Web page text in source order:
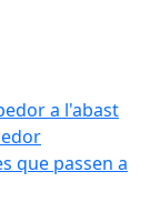
a l'abast
que passen a